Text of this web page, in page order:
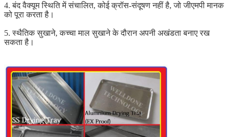
4. बंद वैक्यूम स्थिति में संचालित, कोई क्रॉस-संदूषण नहीं है, जो जीएमपी मानक
को पूरा करता है।
5. स्थैतिक सुखाने, कच्चा माल सुखाने के दौरान अपनी अखंडता बनाए रख
सकता है।